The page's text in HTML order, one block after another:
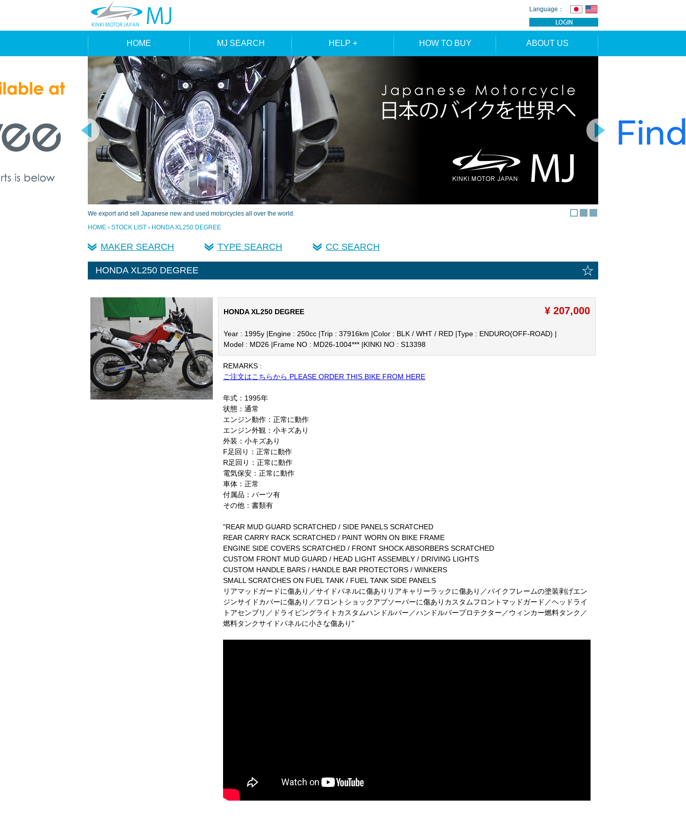
Language：
HOME MJ SEARCH
MAKER SEARCH
TYPE SEARCH
HELP + HOW TO BUY
MEMBERS
ABOUT US
CONTACT
APPLICATION
We export and sell Japanese new and used motorcycles all over the world.
HOME › STOCK LIST › HONDA XL250 DEGREE
MAKER SEARCH TYPE SEARCH CC SEARCH
HONDA XL250 DEGREE ☆
HONDA XL250 DEGREE ¥ 207,000
Year : 1995y |Engine : 250cc |Trip : 37916km |Color : BLK / WHT / RED |Type : ENDURO(OFF-ROAD) |
Model : MD26 |Frame NO : MD26-1004*** |KINKI NO : S13398
REMARKS :
ご注文はこちらから PLEASE ORDER THIS BIKE FROM HERE
年式：1995年
状態：通常
エンジン動作：正常に動作
エンジン外観：小キズあり
外装：小キズあり
F足回り：正常に動作
R足回り：正常に動作
電気保安：正常に動作
車体：正常
付属品：パーツ有
その他：書類有
"REAR MUD GUARD SCRATCHED / SIDE PANELS SCRATCHED
REAR CARRY RACK SCRATCHED / PAINT WORN ON BIKE FRAME
ENGINE SIDE COVERS SCRATCHED / FRONT SHOCK ABSORBERS SCRATCHED
CUSTOM FRONT MUD GUARD / HEAD LIGHT ASSEMBLY / DRIVING LIGHTS
CUSTOM HANDLE BARS / HANDLE BAR PROTECTORS / WINKERS
SMALL SCRATCHES ON FUEL TANK / FUEL TANK SIDE PANELS
リアマッドガードに傷あり／サイドパネルに傷ありリアキャリーラックに傷あり／バイクフレームの塗装剥げエン
ジンサイドカバーに傷あり／フロントショックアブソーバーに傷ありカスタムフロントマッドガード／ヘッドライ
トアセンブリ／ドライビングライトカスタムハンドルバー／ハンドルバープロテクター／ウィンカー燃料タンク／
燃料タンクサイドパネルに小さな傷あり"